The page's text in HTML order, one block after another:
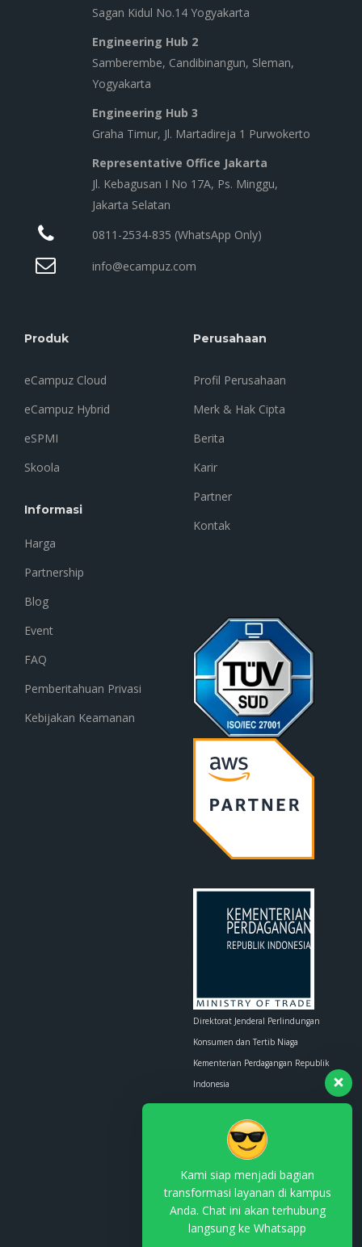
Sagan Kidul No.14 Yogyakarta
Engineering Hub 2
Samberembe, Candibinangun, Sleman,
Yogyakarta
Engineering Hub 3
Graha Timur, Jl. Martadireja 1 Purwokerto
Representative Office Jakarta
Jl. Kebagusan I No 17A, Ps. Minggu,
Jakarta Selatan
0811-2534-835 (WhatsApp Only)
info@ecampuz.com
Produk
eCampuz Cloud
eCampuz Hybrid
eSPMI
Skoola
Informasi
Harga
Partnership
Blog
Event
FAQ
Pemberitahuan Privasi
Kebijakan Keamanan
Perusahaan
Profil Perusahaan
Merk & Hak Cipta
Berita
Karir
Partner
Kontak
Direktorat Jenderal Perlindungan
Konsumen dan Tertib Niaga
Kementerian Perdagangan Republik
Indonesia
contact.us@kemendag.go.id
Kami siap menjadi bagian
transformasi layanan di kampus
Anda. Chat ini akan terhubung
langsung ke Whatsapp